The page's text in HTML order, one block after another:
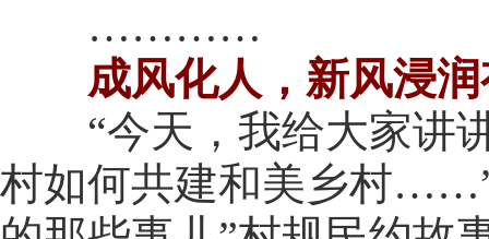
…………
成风化人，新风浸
“今天，我给大家讲讲
村如何共建和美乡村